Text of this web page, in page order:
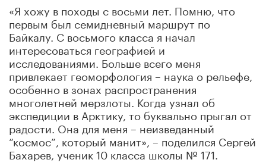
«Я хожу в походы с восьми лет. Помню, что
первым был семидневный маршрут по
Байкалу. С восьмого класса я начал
интересоваться географией и
исследованиями. Больше всего меня
привлекает геоморфология – наука о рельефе,
особенно в зонах распространения
многолетней мерзлоты. Когда узнал об
экспедиции в Арктику, то буквально прыгал от
радости. Она для меня – неизведанный
“космос”, который манит», – поделился Сергей
Бахарев, ученик 10 класса школы № 171.